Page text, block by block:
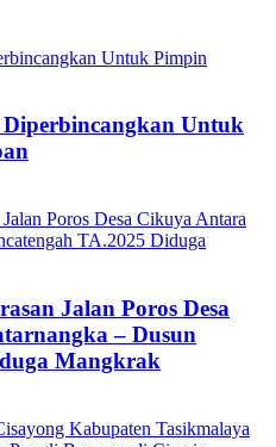
Untuk
Jalan Poros Desa
– Dusun
Mangkrak